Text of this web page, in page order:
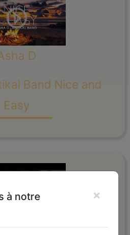
D
Band Nice and
Easy
Jean
à notre
×